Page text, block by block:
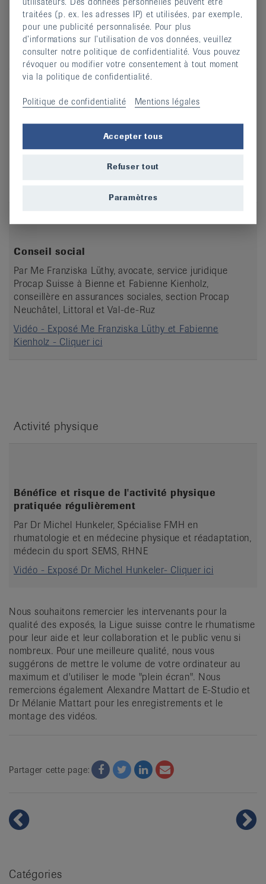
chroniques
Par Dre Margarita Candil, rhumatologue FMH
Vidéo - Exposé Dre Margarita Candil - Cliquer ici
Par Anne Smit, présidente ASFM, infirmière spécialisée
en antalgie et hypnose médicale
Vidéo - Exposé Anne Smit - Cliquer ici
Conseil social
Par Me Franziska Lüthy, avocate, service juridique
Procap Suisse à Bienne et Fabienne Kienholz,
conseillère en assurances sociales, section Procap
Neuchâtel, Littoral et Val-de-Ruz
Vidéo - Exposé Me Franziska Lüthy et Fabienne
Kienholz - Cliquer ici
Activité physique
Bénéfice et risque de l'activité physique
pratiquée régulièrement
Par Dr Michel Hunkeler, Spécialise FMH en
rhumatologie et en médecine physique et réadaptation,
médecin du sport SEMS, RHNE
Vidéo - Exposé Dr Michel Hunkeler- Cliquer ici
Nous souhaitons remercier les intervenants pour la
qualité des exposés, la Ligue suisse contre le rhumatisme
pour leur aide et leur collaboration et le public venu si
nombreux. Pour une meilleure qualité, nous vous
suggérons de mettre le volume de votre ordinateur au
maximum et d'utiliser le mode "plein écran". Nous
remercions également Alexandre Mattart de E-Studio et
Dr Mélanie Mattart pour les enregistrements et le
montage des vidéos.
Partager cette page: Facebook
TwitterTwitterEmail
Catégories
traitées (p. ex. les adresses IP) et utilisées, par exemple,
pour une publicité personnalisée. Pour plus
d’informations sur l’utilisation de vos données, veuillez
consulter notre politique de confidentialité. Vous pouvez
révoquer ou modifier votre consentement à tout moment
via la politique de confidentialité.
Politique de confidentialité Mentions légales
Accepter tous
Refuser tout
Paramètres